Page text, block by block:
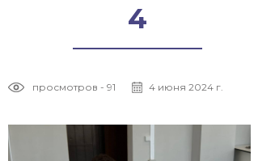
4
просмотров - 91 4 июня 2024 г.